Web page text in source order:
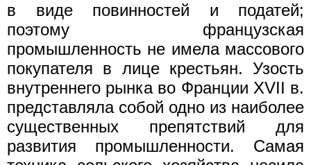
в виде повинностей и податей;
поэтому французская
промышленность не имела массового
покупателя в лице крестьян. Узость
внутреннего рынка во Франции XVII в.
представляла собой одно из наиболее
существенных препятствий для
развития промышленности. Самая